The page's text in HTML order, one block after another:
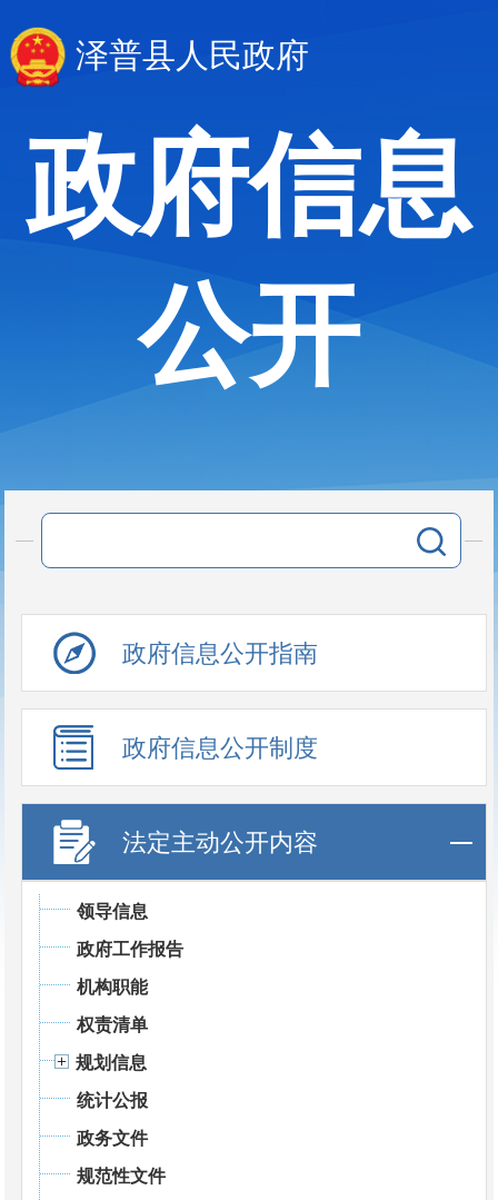
泽普县人民政府
政府信息
公开
政府信息公开指南
政府信息公开制度
法定主动公开内容
领导信息
政府工作报告
机构职能
权责清单
规划信息
统计公报
政务文件
规范性文件